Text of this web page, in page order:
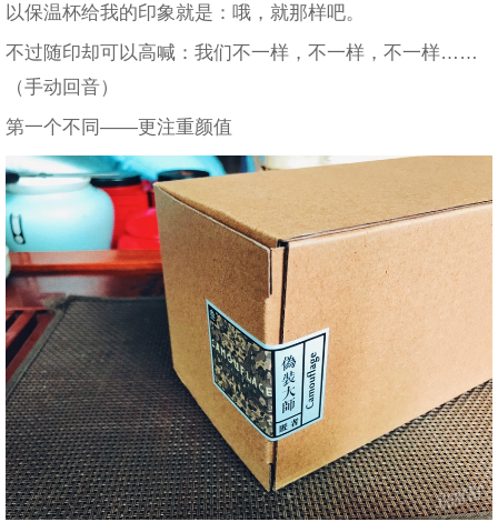
以保温杯给我的印象就是：哦，就那样吧。
不过随印却可以高喊：我们不一样，不一样，不一样……
（手动回音）
第一个不同——更注重颜值